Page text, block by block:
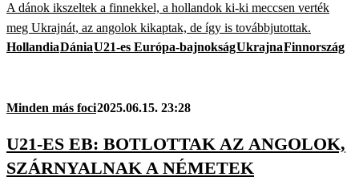
A dánok ikszeltek a finnekkel, a hollandok ki-ki meccsen verték
meg Ukrajnát, az angolok kikaptak, de így is továbbjutottak.
HollandiaDániaU21-es Európa-bajnokságUkrajnaFinnország
Minden más foci2025.06.15. 23:28
U21-ES EB: BOTLOTTAK AZ ANGOLOK,
SZÁRNYALNAK A NÉMETEK